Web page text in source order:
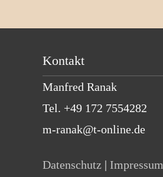
Kontakt
Manfred Ranak
Tel. +49 172 7554282
m-ranak@t-online.de
Datenschutz | Impressum